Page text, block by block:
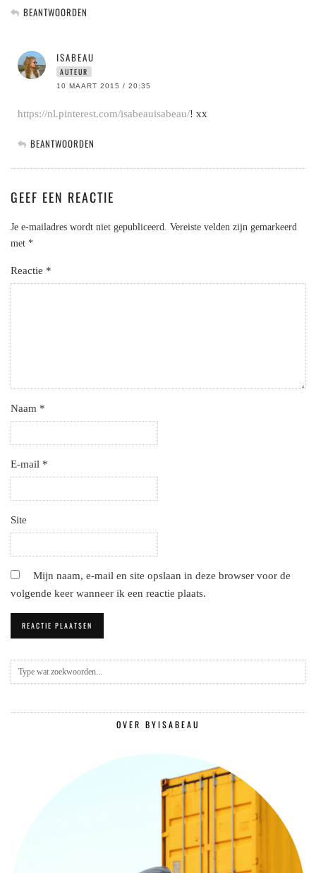
BEANTWOORDEN
ISABEAU
AUTEUR
10 MAART 2015 / 20:35
https://nl.pinterest.com/isabeauisabeau/! xx
BEANTWOORDEN
GEEF EEN REACTIE
Je e-mailadres wordt niet gepubliceerd. Vereiste velden zijn gemarkeerd
met *
Reactie *
Naam *
E-mail *
Site
Mijn naam, e-mail en site opslaan in deze browser voor de
volgende keer wanneer ik een reactie plaats.
OVER BYISABEAU